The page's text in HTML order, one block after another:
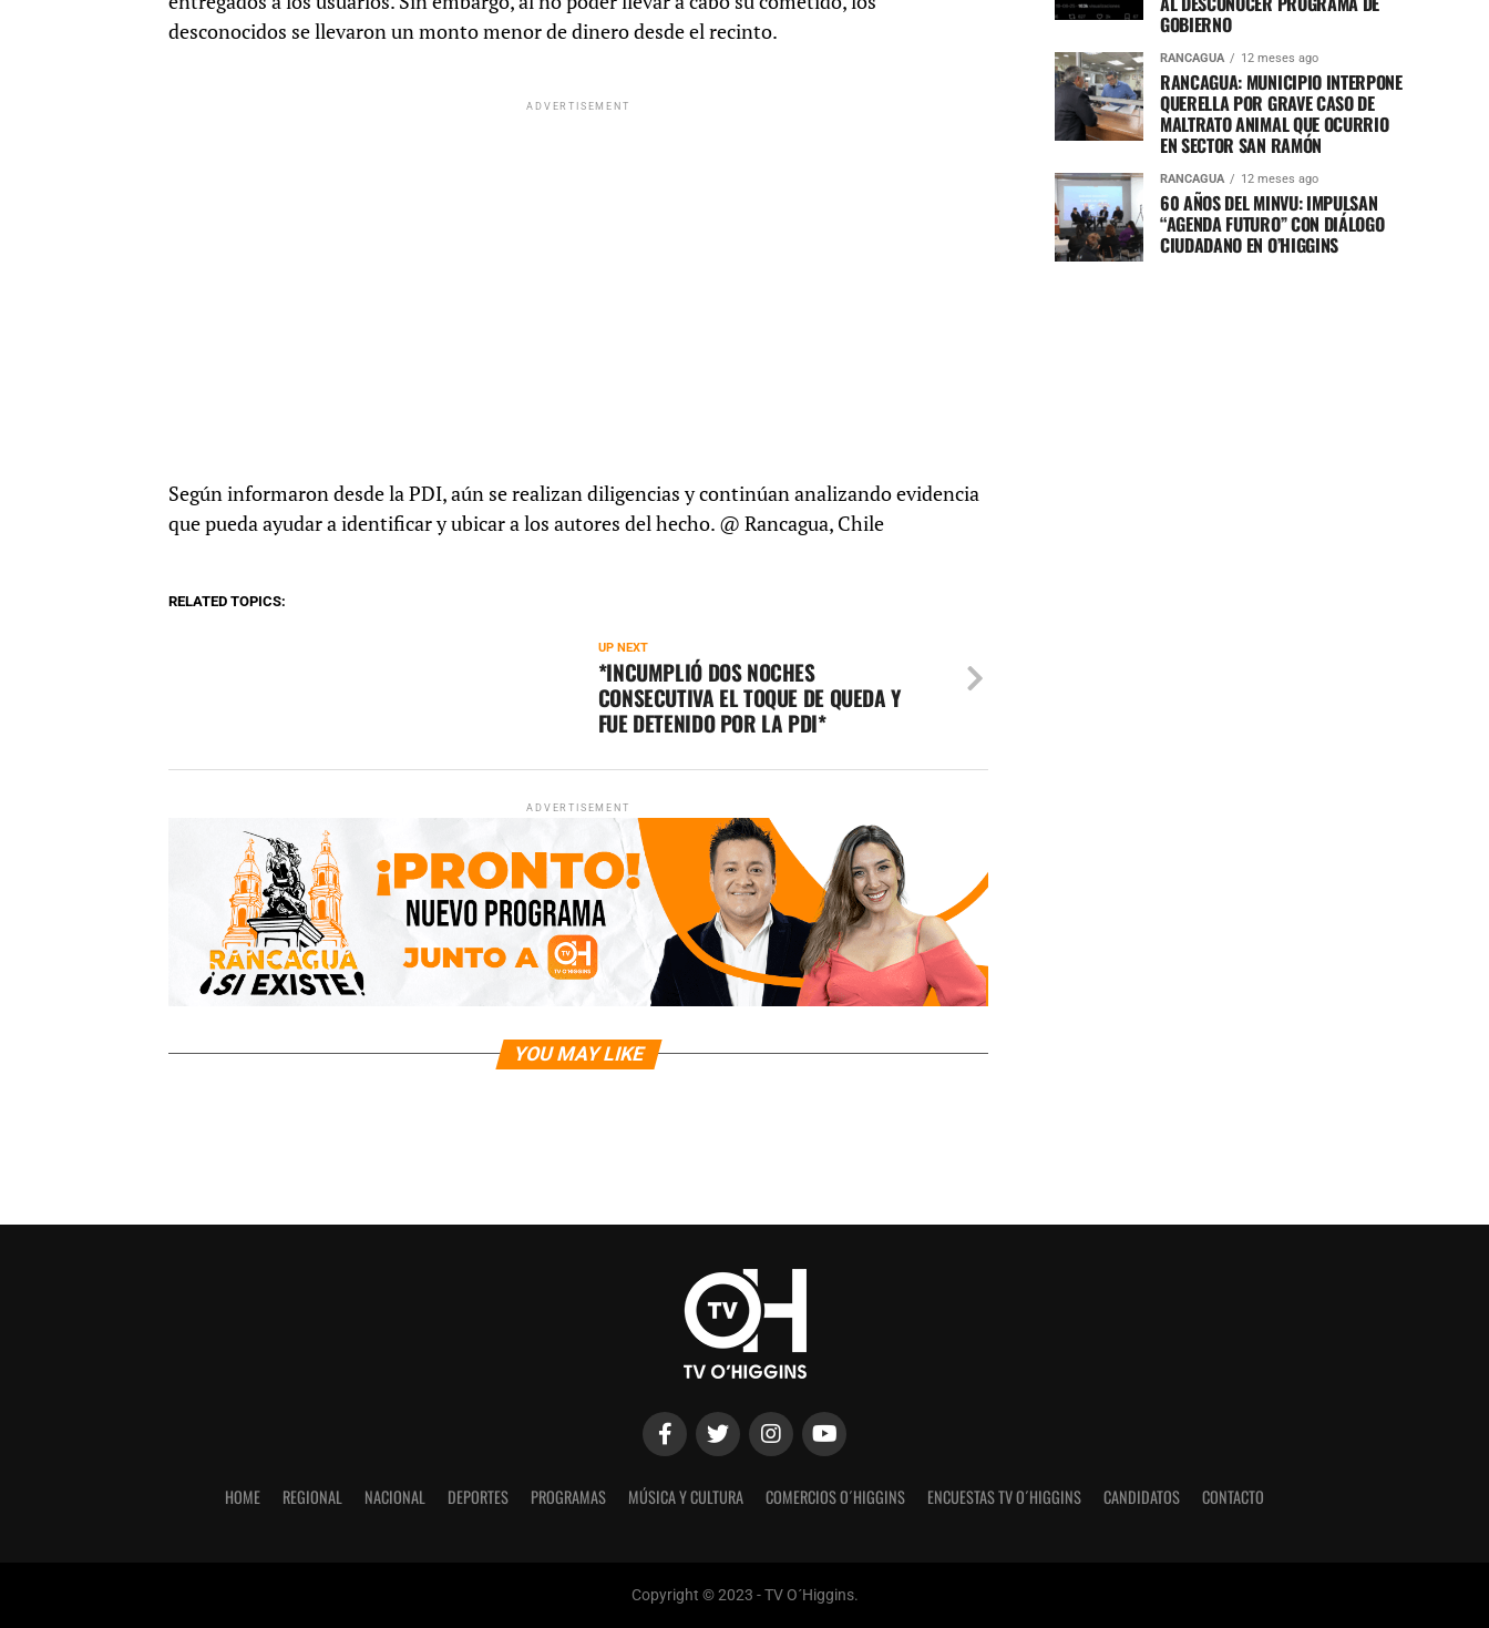
desconocidos se llevaron un monto menor de dinero desde el recinto.
ADVERTISEMENT
Según informaron desde la PDI, aún se realizan diligencias y continúan analizando evidencia
que pueda ayudar a identificar y ubicar a los autores del hecho. @ Rancagua, Chile
RELATED TOPICS:
UP NEXT
*INCUMPLIÓ DOS NOCHES
CONSECUTIVA EL TOQUE DE QUEDA Y
FUE DETENIDO POR LA PDI*
ADVERTISEMENT
YOU MAY LIKE
GOBIERNO
RANCAGUA 12 meses ago
RANCAGUA: MUNICIPIO INTERPONE
QUERELLA POR GRAVE CASO DE
MALTRATO ANIMAL QUE OCURRIO
EN SECTOR SAN RAMÓN
RANCAGUA 12 meses ago
60 AÑOS DEL MINVU: IMPULSAN
“AGENDA FUTURO” CON DIÁLOGO
CIUDADANO EN O’HIGGINS
HOME REGIONAL NACIONAL DEPORTES PROGRAMAS MÚSICA Y CULTURA COMERCIOS O´HIGGINS ENCUESTAS TV O´HIGGINS CANDIDATOS CONTACTO
Copyright © 2023 - TV O´Higgins.